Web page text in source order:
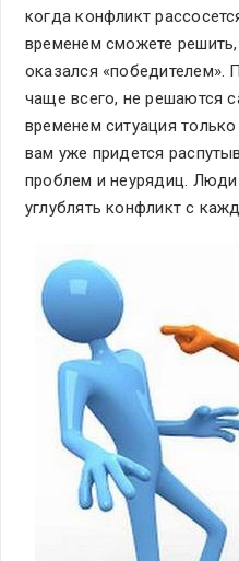
когда конфликт
временем сможете
оказался «победителем».
чаще всего, не решаются
временем ситуация
вам уже придется
проблем и неурядиц. Люди
углублять конфликт с